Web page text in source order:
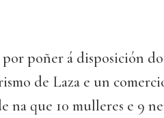
poñer á disposición
de Laza e un
na que 10 mulleres e 9